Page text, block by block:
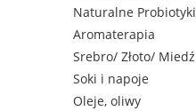
Naturalne Probiotyki
Aromaterapia
Srebro/ Złoto/ Miedź
Soki i napoje
Oleje, oliwy